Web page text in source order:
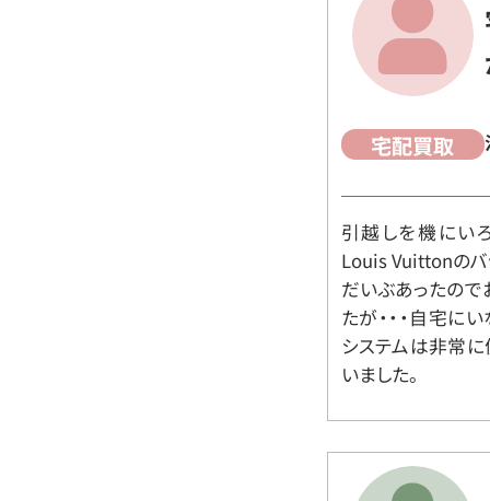
宅配買取
引越しを機にい
Louis Vuittonのバ
だいぶあったので
たが・・・自宅に
システムは非常に
いました。